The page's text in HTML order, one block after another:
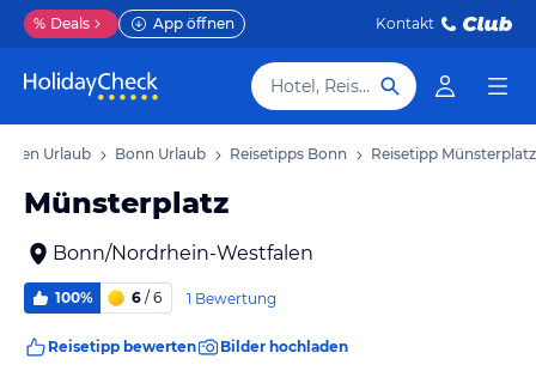
% Deals App öffnen Kontakt
Hotel, Reiseziel
Urlaub Bonn Urlaub Reisetipps Bonn Reisetipp Münsterplatz
Münsterplatz
Bonn/Nordrhein-Westfalen
100% 6 / 6 1 Bewertung
Reisetipp bewerten Bilder hochladen